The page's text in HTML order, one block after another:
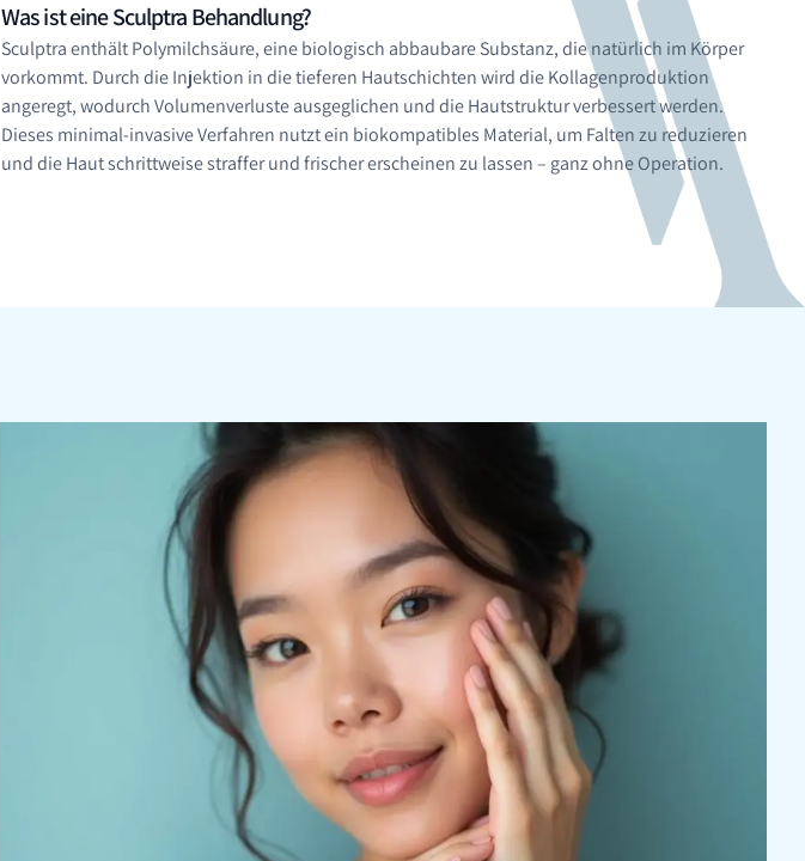
Was ist eine Sculptra Behandlung?
Sculptra enthält Polymilchsäure, eine biologisch abbaubare Substanz, die natürlich im Körper
vorkommt. Durch die Injektion in die tieferen Hautschichten wird die Kollagenproduktion
angeregt, wodurch Volumenverluste ausgeglichen und die Hautstruktur verbessert werden.
Dieses minimal-invasive Verfahren nutzt ein biokompatibles Material, um Falten zu reduzieren
und die Haut schrittweise straffer und frischer erscheinen zu lassen – ganz ohne Operation.